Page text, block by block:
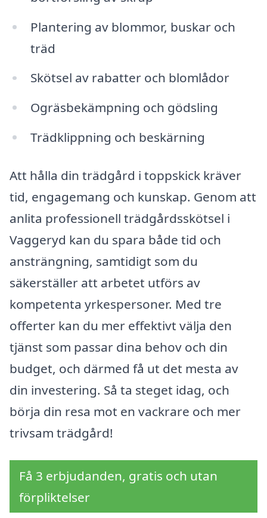
Plantering av blommor, buskar och
träd
Skötsel av rabatter och blomlådor
Ogräsbekämpning och gödsling
Trädklippning och beskärning
Att hålla din trädgård i toppskick kräver
tid, engagemang och kunskap. Genom att
anlita professionell trädgårdsskötsel i
Vaggeryd kan du spara både tid och
ansträngning, samtidigt som du
säkerställer att arbetet utförs av
kompetenta yrkespersoner. Med tre
offerter kan du mer effektivt välja den
tjänst som passar dina behov och din
budget, och därmed få ut det mesta av
din investering. Så ta steget idag, och
börja din resa mot en vackrare och mer
trivsam trädgård!
Få 3 erbjudanden, gratis och utan
förpliktelser